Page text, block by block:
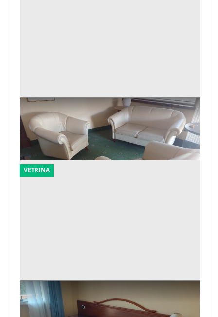
1#8402 Arredamento reception
Cassino (Frosinone)
Offerta minima
2.126 €
VETRINA
4#8402 Arredamento camere hotel
Offerta minima
5.569 €